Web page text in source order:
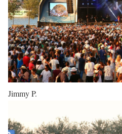
Jimmy P.